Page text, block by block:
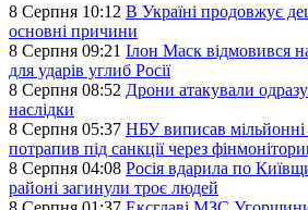
8 Серпня 10:12 В Україні продовжує
основні причини
8 Серпня 09:21 Ілон Маск відмовився
для ударів углиб Росії
8 Серпня 08:52 Дрони атакували
наслідки
8 Серпня 05:37 НБУ виписав
потрапив під санкції через
8 Серпня 04:08 Росія вдарила по
районі загинули троє людей